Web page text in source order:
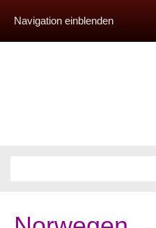
Navigation einblenden